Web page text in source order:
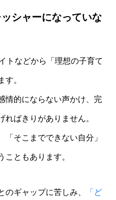
シャーになっていな
トなどから「理想の子育て
す。
情的にならない声かけ、完
ばきりがありません。
「そこまでできない自分」
こともあります。
ギャップに苦しみ、 「ど